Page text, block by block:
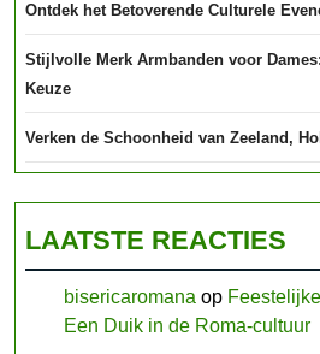
Ontdek het Betoverende Culturele
Stijlvolle Merk Armbanden voor
Keuze
Verken de Schoonheid van Zeeland,
LAATSTE REACTIES
bisericaromana op
Een Duik in de Roma-cultuur